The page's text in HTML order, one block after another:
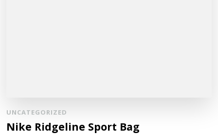
UNCATEGORIZED
Nike Ridgeline Sport Bag